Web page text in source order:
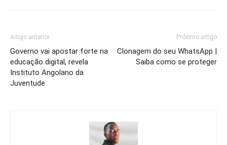
Artigo anterior
Governo vai apostar forte na
educação digital, revela
Instituto Angolano da
Juventude
Próximo artigo
Clonagem do seu WhatsApp |
Saiba como se proteger